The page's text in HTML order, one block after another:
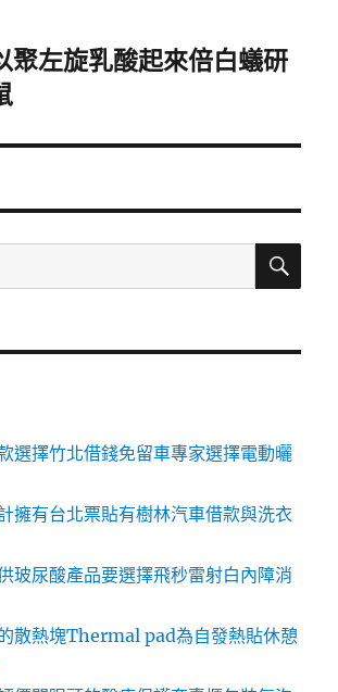
聚左旋乳酸起來倍白蟻研
搜
選擇竹北借錢免留車專家選擇電動曬
擁有台北票貼有樹林汽車借款與洗衣
玻尿酸產品要選擇飛秒雷射白內障消
散熱塊Thermal pad為自發熱貼休憩